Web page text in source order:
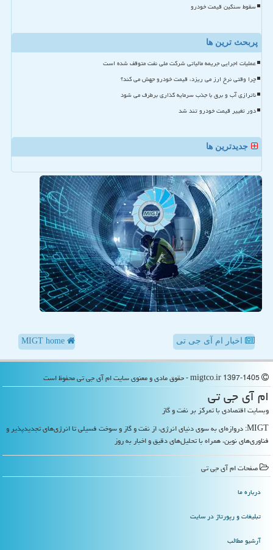
سقوط سنگین قیمت خودرو
پربحث ترین ها
عملیات اجرایی جریمه مالیاتی شرکت ملی نفت متوقف شده است
چرا وقتی نرخ ارز می ریزد، قیمت خودرو جهش می کند؟
ناترازی آب و برق با جذب سرمایه گذاری برطرف می شود
دور تغییر قیمت خودرو تند شد
جدیدترین ها
اخبار ام آی جی تی
ام آی جی تی
وبسایت اقتصادی با تمرکز بر نفت و گاز
MIGT: دروازه‌ای به سوی دنیای انرژی، از نفت و گاز و سوخت فسیلی تا انرژی‌های تجدیدپذیر و
فناوری‌های نوین، همراه با تحلیل‌های دقیق و اخبار به روز
صفحات ام آی جی تی
درباره ما
تبلیغات و رپورتاژ در سایت
آرشیو مطالب